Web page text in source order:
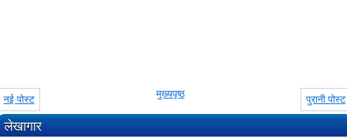
नई पोस्ट पुरानी पोस्ट
मुख्यपृष्ठ
लेखागार